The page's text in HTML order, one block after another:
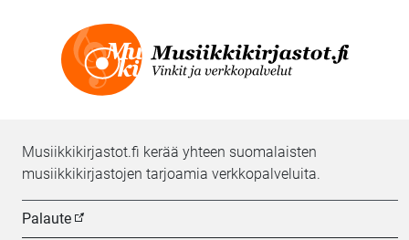
Musiikkikirjastot.fi kerää yhteen suomalaisten
musiikkikirjastojen tarjoamia verkkopalveluita.
Palaute